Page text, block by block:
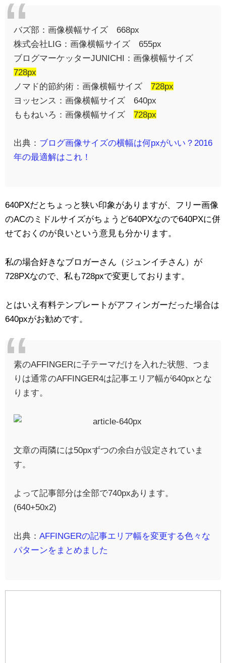
バズ部：画像横幅サイズ 668px
株式会社LIG：画像横幅サイズ 655px
ブログマーケッターJUNICHI：画像横幅サイズ
728px
ノマド的節約術：画像横幅サイズ 728px
ヨッセンス：画像横幅サイズ 640px
ももねいろ：画像横幅サイズ 728px
出典： ブログ画像サイズの横幅は何pxがいい？2016
年の最適解はこれ！
640PXだとちょっと狭い印象がありますが、 フリー画像
のACのミドルサイズがちょうど640PXなので640PXに併
せておくのが良いという意見も分かります。
私の場合好きなブロガーさん（ジュンイチさん）が
728PXなので、私も728pxで変更しております。
とはいえ有料テンプレートがアフィンガーだった場合は
640pxがお勧めです。
素のAFFINGERに子テーマだけを入れた状態、つま
りは通常のAFFINGER4は記事エリア幅が640px とな
ります。
文章の両隣には50pxずつの余白が設定されていま
す。
よって記事部分は全部で740pxあります。
(640+50x2)
出典： AFFINGERの記事エリア幅を変更する色々な
パターンをまとめました